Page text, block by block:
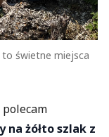
świetne miejsca
polecam
na żółto szlak z